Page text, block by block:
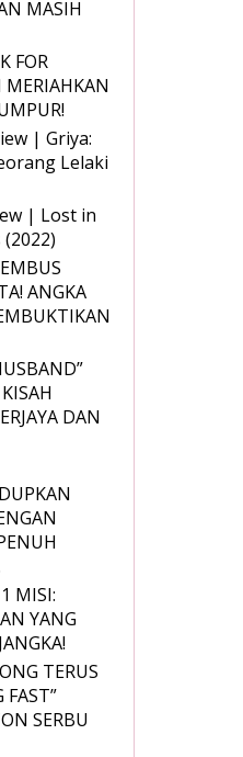
MASIH
FOR
| Griya:
Lelaki
| Lost in
ANGKA
DAN
MISI:
YANG
TERUS
FAST”
SERBU